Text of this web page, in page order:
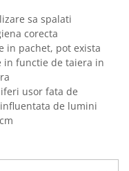
sa spalati
corecta
in pachet, pot exista
in functie de taiera in
usor fata de
de lumini